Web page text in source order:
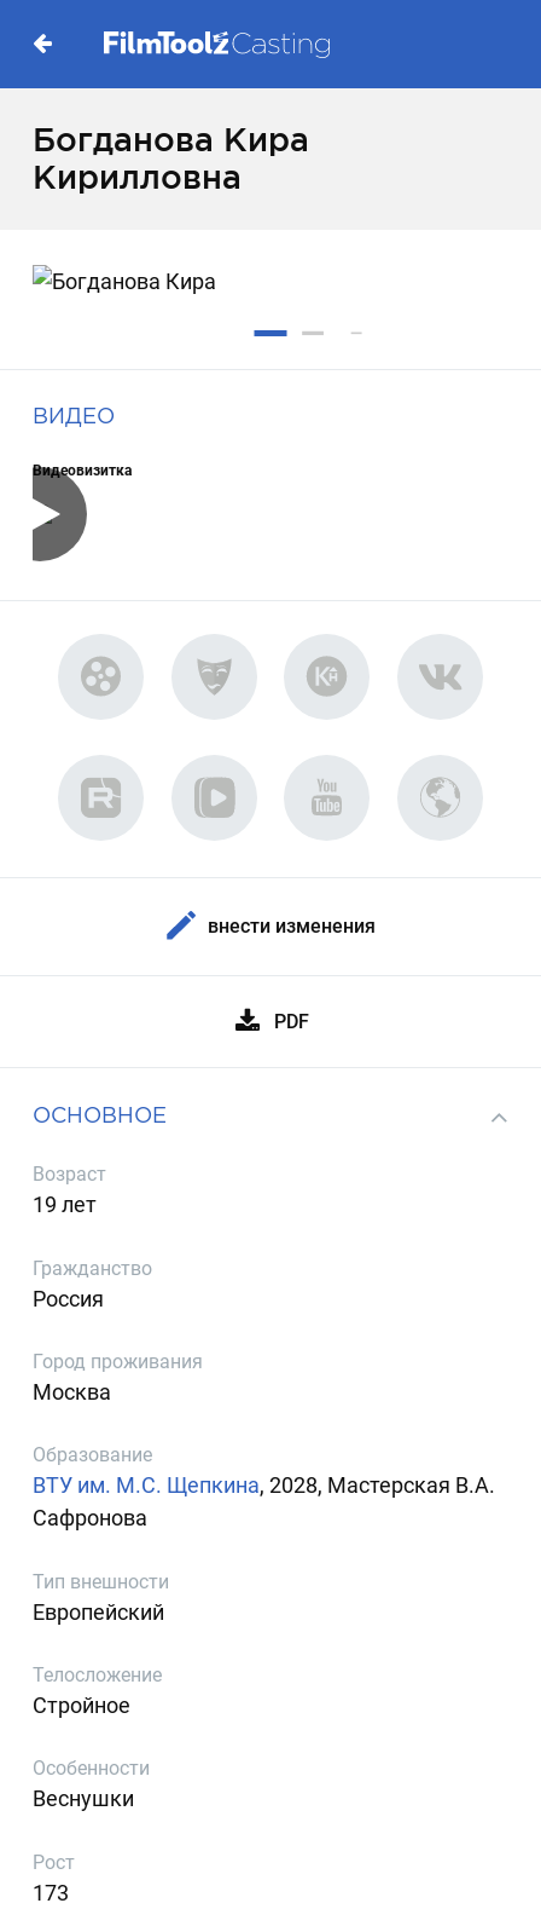
Богданова Кира
Кирилловна
ВИДЕО
Видеовизитка
внести изменения
PDF
ОСНОВНОЕ
Возраст
19 лет
Гражданство
Россия
Город проживания
Москва
Образование
ВТУ им. М.С. Щепкина, 2028, Мастерская В.А.
Сафронова
Тип внешности
Европейский
Телосложение
Стройное
Особенности
Веснушки
Рост
173